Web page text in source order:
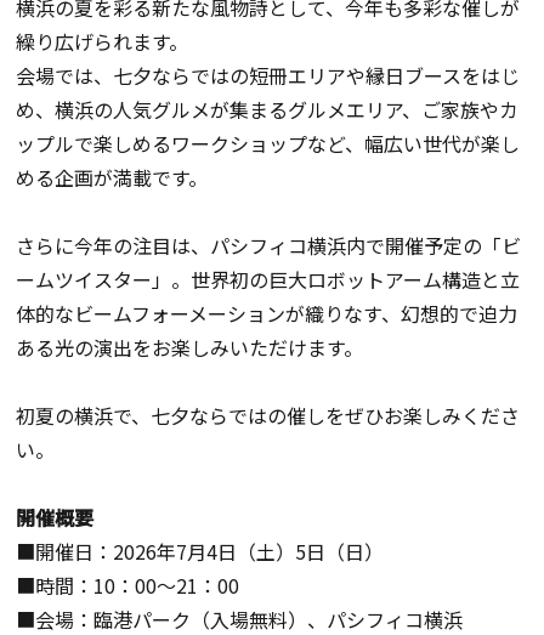
横浜の夏を彩る新たな風物詩として、今年も多彩な催しが
繰り広げられます。
会場では、七夕ならではの短冊エリアや縁日ブースをはじ
め、横浜の人気グルメが集まるグルメエリア、ご家族やカ
ップルで楽しめるワークショップなど、幅広い世代が楽し
める企画が満載です。
さらに今年の注目は、パシフィコ横浜内で開催予定の「ビ
ームツイスター」。世界初の巨大ロボットアーム構造と立
体的なビームフォーメーションが織りなす、幻想的で迫力
ある光の演出をお楽しみいただけます。
初夏の横浜で、七夕ならではの催しをぜひお楽しみくださ
い。
開催概要
■開催日：2026年7月4日（土）5日（日）
■時間：10：00～21：00
■会場：臨港パーク（入場無料）、パシフィコ横浜